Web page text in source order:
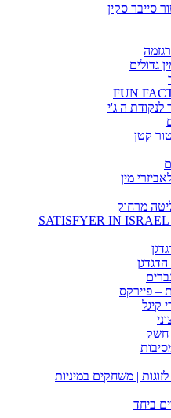
סייבר סקין
גדולים
קטן
מין
מרחוק
– פיירקס
קיגל
חשק
| משחקים במיניות
ביחד